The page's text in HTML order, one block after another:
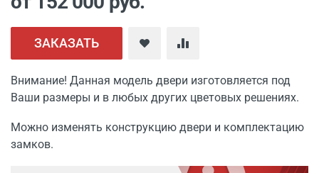
ЗАКАЗАТЬ
Внимание! Данная модель двери изготовляется под
Ваши размеры и в любых других цветовых решениях.
Можно изменять конструкцию двери и комплектацию
замков.